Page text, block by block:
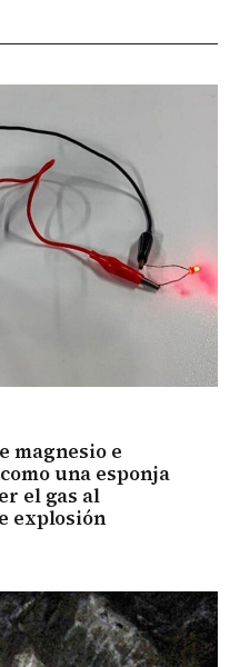
magnesio e
una esponja
el gas al
explosión